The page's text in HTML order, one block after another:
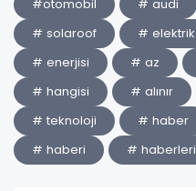
#otomobil # audi
# solaroof
# elektrik
# enerjisi
# az
# hangisi
# alınır
# teknoloji
# haber
# haberi
# haberleri